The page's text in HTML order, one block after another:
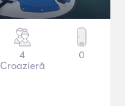
4
Croazieră
0